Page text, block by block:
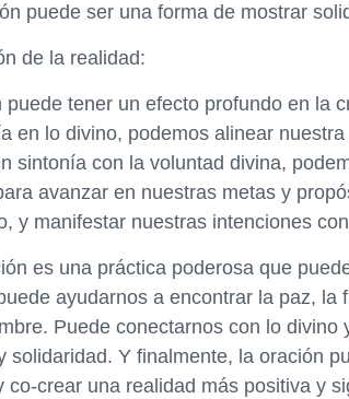
puede ser una forma de mostrar
de la realidad:
tener un efecto profundo en la
en lo divino, podemos alinear
sintonía con la voluntad divina,
avanzar en nuestras metas y
y manifestar nuestras intenciones
es una práctica poderosa que
ayudarnos a encontrar la paz, la
Puede conectarnos con lo divino
solidaridad. Y finalmente, la oración
co-crear una realidad más positiva y